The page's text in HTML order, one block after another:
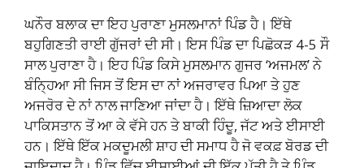
ਘਨੌਰ ਬਲਾਕ ਦਾ ਇਹ ਪੁਰਾਣਾ ਮੁਸਲਮਾਨਾਂ ਪਿੰਡ ਹੈ। ਇੱਥੇ
ਬਹੁਗਿਣਤੀ ਰਾਈ ਗੁੱਜਰਾਂ ਦੀ ਸੀ। ਇਸ ਪਿੰਡ ਦਾ ਪਿਛੋਕੜ 4-5 ਸੌ
ਸਾਲ ਪੁਰਾਣਾ ਹੈ। ਇਹ ਪਿੰਡ ਕਿਸੇ ਮੁਸਲਮਾਨ ਗੁਜਰ ‘ਅਜਮਲ’ ਨੇ
ਬੰਨ੍ਹਿਆ ਸੀ ਜਿਸ ਤੋਂ ਇਸ ਦਾ ਨਾਂ ਅਜਰਾਵਰ ਪਿਆ ਤੇ ਹੁਣ
ਅਜਰੋਰ ਦੇ ਨਾਂ ਨਾਲ ਜਾਣਿਆ ਜਾਂਦਾ ਹੈ। ਇੱਥੇ ਜ਼ਿਆਦਾ ਲੋਕ
ਪਾਕਿਸਤਾਨ ਤੋਂ ਆ ਕੇ ਵੱਸੇ ਹਨ ਤੇ ਬਾਕੀ ਹਿੰਦੂ, ਜੱਟ ਅਤੇ ਈਸਾਈ
ਹਨ। ਇੱਥੇ ਇੱਕ ਮਕਦੂਮਲੀ ਸ਼ਾਹ ਦੀ ਸਮਾਧ ਹੈ ਜੋ ਵਕਫ਼ ਬੋਰਡ ਦੀ